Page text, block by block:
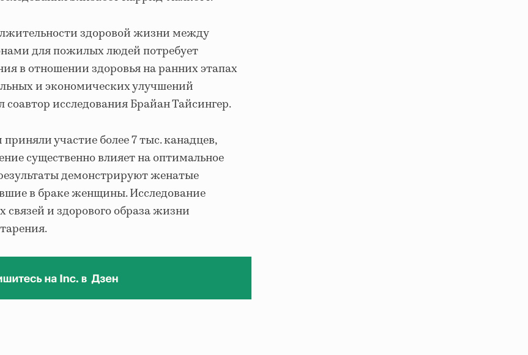
здоровой жизни между
для пожилых людей потребует
в отношении здоровья на ранних этапах
и экономических улучшений
соавтор исследования Брайан Тайсингер.
участие более 7 тыс. канадцев,
существенно влияет на оптимальное
демонстрируют женатые
в браке женщины. Исследование
связей и здорового образа жизни